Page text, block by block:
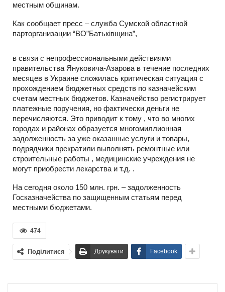
местным общинам.
Как сообщает пресс – служба Сумской областной
парторганизации “ВО”Батьківщина”,
в связи с непрофессиональными действиями
правительства Януковича-Азарова в течение последних
месяцев в Украине сложилась критическая ситуация с
прохождением бюджетных средств по казначейским
счетам местных бюджетов. Казначейство регистрирует
платежные поручения, но фактически деньги не
перечисляются. Это приводит к тому , что во многих
городах и районах образуется многомиллионная
задолженность за уже оказанные услуги и товары,
подрядчики прекратили выполнять ремонтные или
строительные работы , медицинские учреждения не
могут приобрести лекарства и т.д. .
На сегодня около 150 млн. грн. – задолженность
Госказначейства по защищенным статьям перед
местными бюджетами.
474
Поділитися Друкувати Facebook